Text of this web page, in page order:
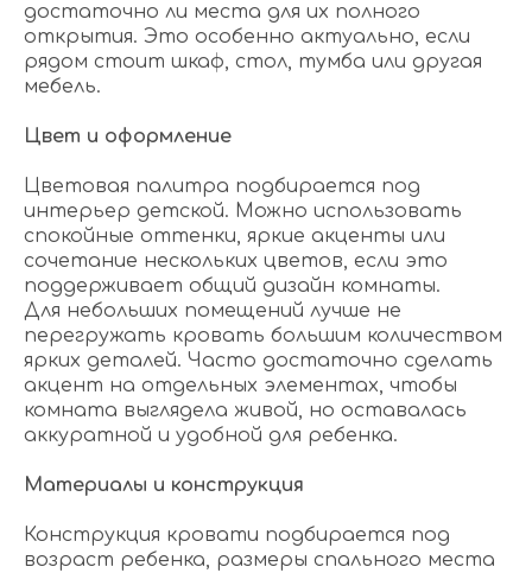
достаточно ли места для их полного
открытия. Это особенно актуально, если
рядом стоит шкаф, стол, тумба или другая
мебель.
Цвет и оформление
Цветовая палитра подбирается под
интерьер детской. Можно использовать
спокойные оттенки, яркие акценты или
сочетание нескольких цветов, если это
поддерживает общий дизайн комнаты.
Для небольших помещений лучше не
перегружать кровать большим количеством
ярких деталей. Часто достаточно сделать
акцент на отдельных элементах, чтобы
комната выглядела живой, но оставалась
аккуратной и удобной для ребенка.
Материалы и конструкция
Конструкция кровати подбирается под
возраст ребенка, размеры спального места